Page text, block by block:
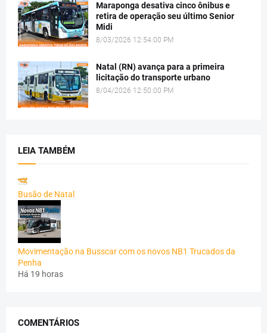
Maraponga desativa cinco ônibus e
retira de operação seu último Senior
Midi
8/03/2026 12:54:00 PM
Natal (RN) avança para a primeira
licitação do transporte urbano
8/04/2026 12:50:00 PM
LEIA TAMBÉM
Busão de Natal
Movimentação na Busscar com os novos NB1 Trucados da
Penha
Há 19 horas
COMENTÁRIOS